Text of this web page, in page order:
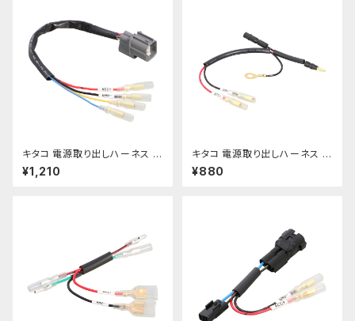
キタコ 電源取り出しハーネス H
RCグロム etc【756-144391
0】
¥1,210
キタコ 電源取り出しハーネス ス
ーパーカブC125 etc【756-131
1900】
¥880